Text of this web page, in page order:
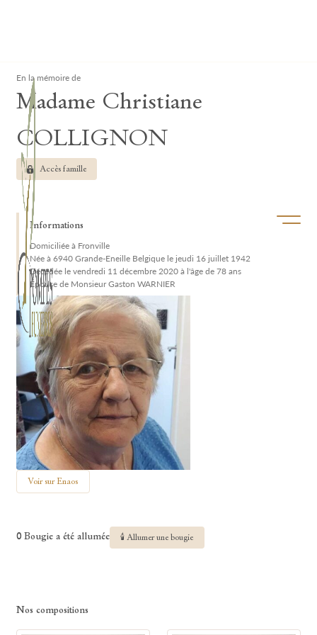
Ouvrir/
En la mémoire de
Madame Christiane
COLLIGNON
Accès famille
Informations
Domiciliée à Fronville
Née à 6940 Grande-Eneille Belgique le jeudi 16 juillet 1942
Décédée le vendredi 11 décembre 2020 à l'âge de 78 ans
Épouse de Monsieur Gaston WARNIER
Voir sur Enaos
0 Bougie a été allumée 🕯 Allumer une bougie
Nos compositions